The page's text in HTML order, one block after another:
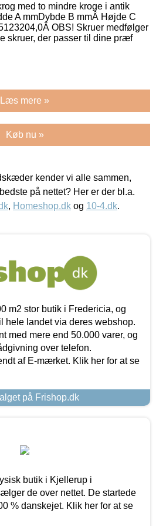
med to mindre kroge i antik
A mmDybde B mmÂ Højde C
OBS! Skruer medfølger
skruer, der passer til dine præf
Læs mere »
Køb nu »
kender vi alle sammen,
på nettet? Her er der bl.a.
, Homeshop.dk og 10-4.dk.
m2 stor butik i Fredericia, og
hele landet via deres webshop.
med mere end 50.000 varer, og
over telefon.
af E-mærket. Klik her for at se
på Frishop.dk
butik i Kjellerup i
de over nettet. De startede
% danskejet. Klik her for at se